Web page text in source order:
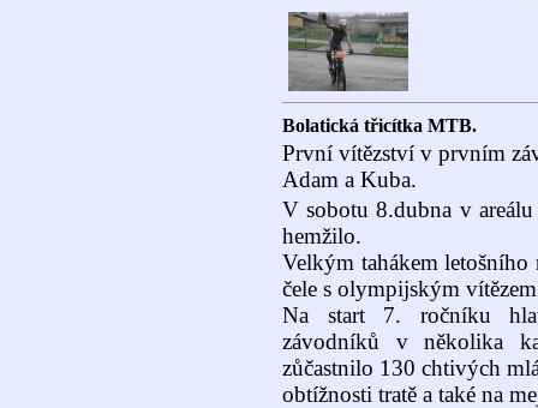
Bolatická třicítka MTB.
První vítězství v prvním
Adam a Kuba.
V sobotu 8.dubna v
hemžilo.
Velkým tahákem
čele s olympijským
Na start 7. ročníku
závodníků v několika
zůčastnilo 130 chtivých
obtížnosti tratě a také na